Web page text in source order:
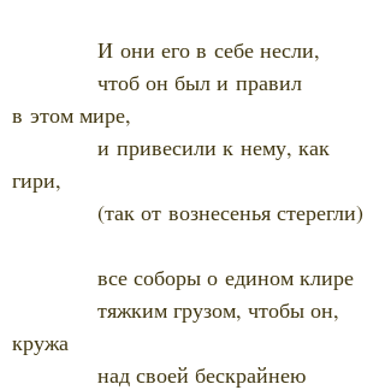
И они его в себе несли,
чтоб он был и правил
в этом мире,
и привесили к нему, как
гири,
(так от вознесенья стерегли)
все соборы о едином клире
тяжким грузом, чтобы он,
кружа
над своей бескрайнею